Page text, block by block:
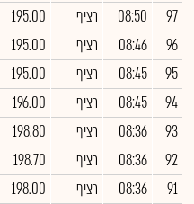
97
08:50 רציף 195.00
96
08:46 רציף 195.00
95
08:45 רציף 195.00
94
08:45 רציף 196.00
93
08:36 רציף 198.80
92
08:36 רציף 198.70
91
08:36 רציף 198.00